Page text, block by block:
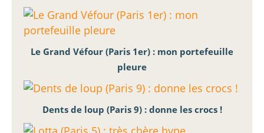
Le Grand Véfour (Paris 1er) : mon portefeuille
pleure
Dents de loup (Paris 9) : donne les crocs !